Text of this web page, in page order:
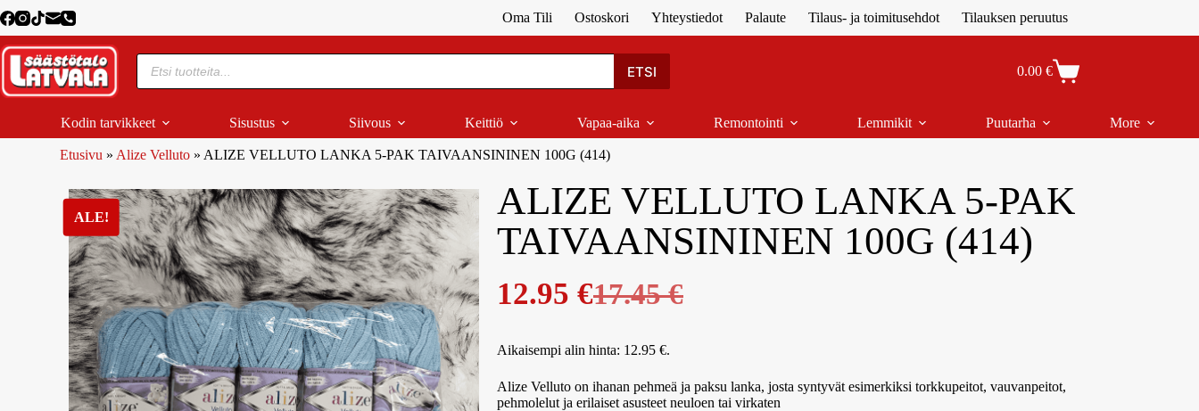
Oma Tili Ostoskori Yhteystiedot Palaute Tilaus- ja toimitusehdot Tilauksen peruutus
ETSI 0.00 €
Kodin tarvikkeet Sisustus Siivous Keittiö Vapaa-aika Remontointi Lemmikit Puutarha More
Etusivu » Alize Velluto » ALIZE VELLUTO LANKA 5-PAK TAIVAANSININEN 100G (414)
ALIZE VELLUTO LANKA 5-PAK
TAIVAANSININEN 100G (414)
17.45€
12.95 €
Aikaisempi alin hinta: 12.95 €.
Alize Velluto on ihanan pehmeä ja paksu lanka, josta syntyvät esimerkiksi torkkupeitot, vauvanpeitot,
pehmolelut ja erilaiset asusteet neuloen tai virkaten